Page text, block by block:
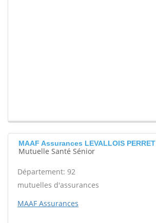
MAAF Assurances LEVALLOIS PERRET
Mutuelle Santé Sénior
Département: 92
mutuelles d'assurances
MAAF Assurances